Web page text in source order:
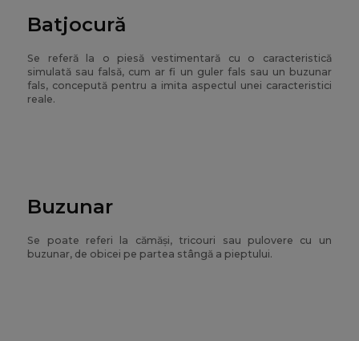
Batjocură
Se referă la o piesă vestimentară cu o caracteristică
simulată sau falsă, cum ar fi un guler fals sau un buzunar
fals, concepută pentru a imita aspectul unei caracteristici
reale.
Buzunar
Se poate referi la cămăși, tricouri sau pulovere cu un
buzunar, de obicei pe partea stângă a pieptului.